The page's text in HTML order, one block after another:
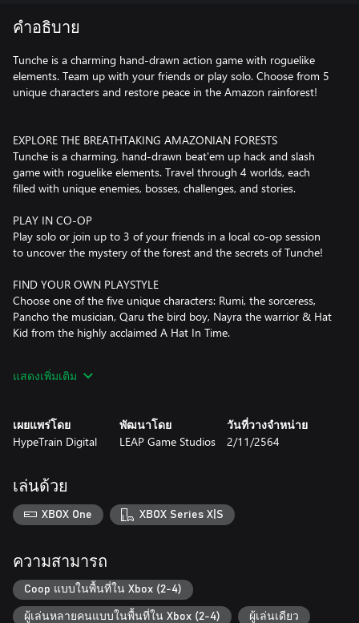
คำอธิบาย
Tunche is a charming hand-drawn action game with roguelike
elements. Team up with your friends or play solo. Choose from 5
unique characters and restore peace in the Amazon rainforest!
EXPLORE THE BREATHTAKING AMAZONIAN FORESTS
Tunche is a charming, hand-drawn beat'em up hack and slash
game with roguelike elements. Travel through 4 worlds, each
filled with unique enemies, bosses, challenges, and stories.
PLAY IN CO-OP
Play solo or join up to 3 of your friends in a local co-op session
to uncover the mystery of the forest and the secrets of Tunche!
FIND YOUR OWN PLAYSTYLE
Choose one of the five unique characters: Rumi, the sorceress,
Pancho the musician, Qaru the bird boy, Nayra the warrior & Hat
Kid from the highly acclaimed A Hat In Time.
To overcome the evil beasts of Amazonian forests you will have
แสดงเพิ่มเติม
เผยแพร่โดย
HypeTrain Digital
พัฒนาโดย
LEAP Game Studios
วันที่วางจำหน่าย
2/11/2564
เล่นด้วย
XBOX One XBOX Series X|S
ความสามารถ
Coop แบบในพื้นที่ใน Xbox (2-4)
ผู้เล่นหลายคนแบบในพื้นที่ใน Xbox (2-4) ผู้เล่นเดียว